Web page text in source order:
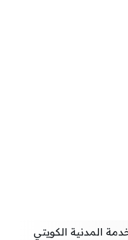
المدنية الكويتي